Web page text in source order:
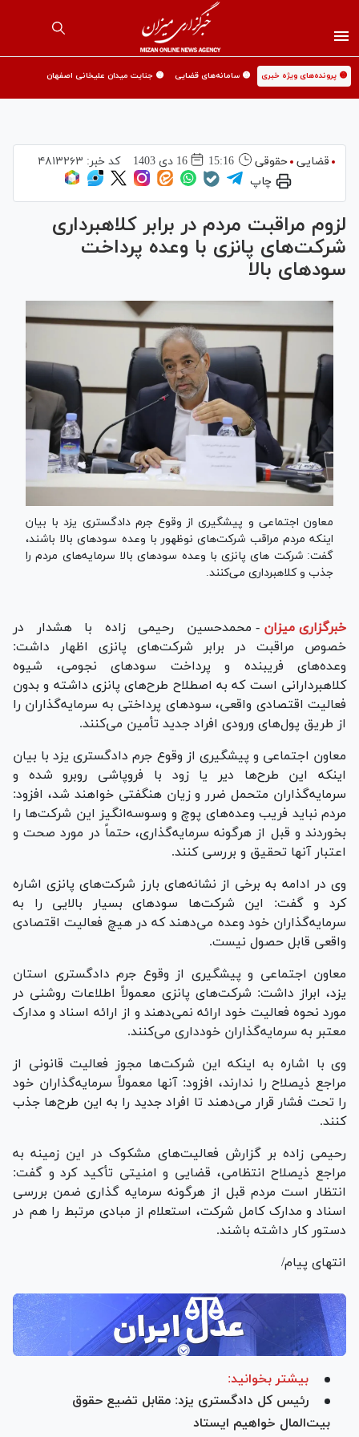
🟡 پرونده‌های ویژه خبری 🟡 سامانه‌های قضایی 🟡 جنایت میدان علیخانی اصفهان
قضایی حقوقی 15:16 16 دی 1403 کد خبر: ۴۸۱۳۲۶۳
چاپ
لزوم مراقبت مردم در برابر کلاهبرداری
شرکت‌های پانزی با وعده پرداخت
سودهای بالا
معاون اجتماعی و پیشگیری از وقوع جرم دادگستری یزد با بیان
اینکه مردم مراقب شرکت‌های نوظهور با وعده سود‌های بالا باشند،
گفت: شرکت های پانزی با وعده سود‌های بالا سرمایه‌های مردم را
جذب و کلاهبرداری می‌کنند.
خبرگزاری میزان - محمدحسین رحیمی زاده با هشدار در
خصوص مراقبت در برابر شرکت‌های پانزی اظهار داشت:
وعده‌های فریبنده و پرداخت سود‌های نجومی، شیوه
کلاهبردارانی است که به اصطلاح طرح‌های پانزی داشته و بدون
فعالیت اقتصادی واقعی، سود‌های پرداختی به سرمایه‌گذاران را
از طریق پول‌های ورودی افراد جدید تأمین می‌کنند.
معاون اجتماعی و پیشگیری از وقوع جرم دادگستری یزد با بیان
اینکه این طرح‌ها دیر یا زود با فروپاشی روبرو شده و
سرمایه‌گذاران متحمل ضرر و زیان هنگفتی خواهند شد، افزود:
مردم نباید فریب وعده‌های پوچ و وسوسه‌انگیز این شرکت‌ها را
بخوردند و قبل از هرگونه سرمایه‌گذاری، حتماً در مورد صحت و
اعتبار آنها تحقیق و بررسی کنند.
وی در ادامه به برخی از نشانه‌های بارز شرکت‌های پانزی اشاره
کرد و گفت: این شرکت‌ها سود‌های بسیار بالایی را به
سرمایه‌گذاران خود وعده می‌دهند که در هیچ فعالیت اقتصادی
واقعی قابل حصول نیست.
معاون اجتماعی و پیشگیری از وقوع جرم دادگستری استان
یزد، ابراز داشت: شرکت‌های پانزی معمولاً اطلاعات روشنی در
مورد نحوه فعالیت خود ارائه نمی‌دهند و از ارائه اسناد و مدارک
معتبر به سرمایه‌گذاران خودداری می‌کنند.
وی با اشاره به اینکه این شرکت‌ها مجوز فعالیت قانونی از
مراجع ذیصلاح را ندارند، افزود: آنها معمولاً سرمایه‌گذاران خود
را تحت فشار قرار می‌دهند تا افراد جدید را به این طرح‌ها جذب
کنند.
رحیمی زاده بر گزارش فعالیت‌های مشکوک در این زمینه به
مراجع ذیصلاح انتظامی، قضایی و امنیتی تأکید کرد و گفت:
انتظار است مردم قبل از هرگونه سرمایه گذاری ضمن بررسی
اسناد و مدارک کامل شرکت، استعلام از مبادی مرتبط را هم در
دستور کار داشته باشند.
انتهای پیام/
بیشتر بخوانید:
رئیس کل دادگستری یزد: مقابل تضیع حقوق
بیت‌المال خواهیم ایستاد